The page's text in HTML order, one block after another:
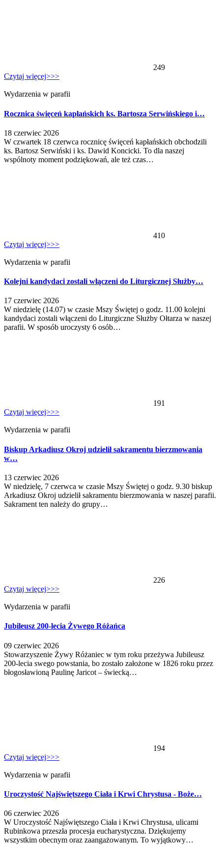
249
Czytaj więcej>>>
Wydarzenia w parafii
Rocznica święceń kapłańskich ks. Bartosza Serwińskiego i…
18 czerwiec 2026
W czwartek 18 czerwca rocznicę święceń kapłańskich obchodzili
ks. Bartosz Serwiński i ks. Dawid Koncicki. To dla naszej
wspólnoty moment podziękowań, ale też czas…
410
Czytaj więcej>>>
Wydarzenia w parafii
Kolejni kandydaci zostali włączeni do Liturgicznej Służby…
17 czerwiec 2026
W niedzielę (14.07) w czasie Mszy Świętej o godz. 11.00 kolejni
kandydaci zostali włączeni do Liturgiczne Służby Ołtarza w naszej
parafii. W sposób uroczysty 6 osób…
191
Czytaj więcej>>>
Wydarzenia w parafii
Biskup Arkadiusz Okroj udzielił sakramentu bierzmowania
w…
13 czerwiec 2026
W niedzielę, 7 czerwca w czasie Mszy Świętej o godz. 9.30 biskup
Arkadiusz Okroj udzielił sakramentu bierzmowania w naszej parafii.
Sakrament ten należy do grupy…
226
Czytaj więcej>>>
Wydarzenia w parafii
Jubileusz 200-lecia Żywego Różańca
09 czerwiec 2026
Stowarzyszenie Żywy Różaniec w tym roku przeżywa Jubileusz
200-lecia swego powstania, bo zostało założone w 1826 roku przez
błogosławioną Paulinę Jaricot – świecką…
194
Czytaj więcej>>>
Wydarzenia w parafii
Uroczystość Najświętszego Ciała i Krwi Chrystusa - Boże…
06 czerwiec 2026
W Uroczystość Najświętszego Ciała i Krwi Chrystusa, ulicami
Rubinkowa przeszła procesja eucharystyczna. Dziękujemy
wszystkim obecnym oraz zaangażowanym. To wyjątkowy…